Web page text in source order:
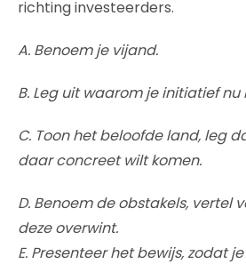
richting investeerders.
A. Benoem je vijand.
B. Leg uit waarom je initiatief nu
C. Toon het beloofde land, leg
daar concreet wilt komen.
D. Benoem de obstakels, vertel
deze overwint.
E. Presenteer het bewijs, zodat